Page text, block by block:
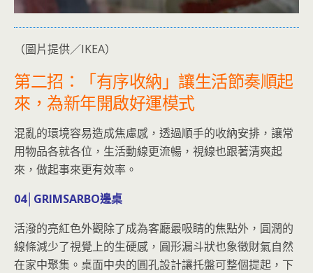
（圖片提供／IKEA）
第二招：「有序收納」讓生活節奏順起
來，為新年開啟好運模式
混亂的環境容易造成焦慮感，透過順手的收納安排，讓常
用物品各就各位，生活動線更流暢，視線也跟著清爽起
來，做起事來更有效率。
04│GRIMSARBO邊桌
活潑的亮紅色外觀除了成為客廳最吸睛的焦點外，圓潤的
線條減少了視覺上的生硬感，圓形漏斗狀也象徵財氣自然
在家中聚集。桌面中央的圓孔設計讓托盤可整個提起，下